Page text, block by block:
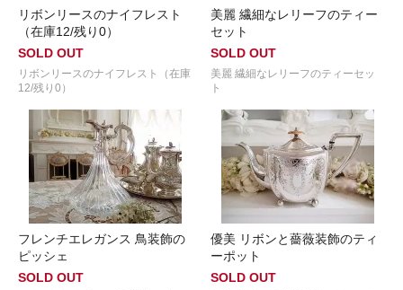
リボンリースのナイフレスト
（在庫12/残り0）
SOLD OUT
リボンリースのナイフレスト（在庫
12/残り0）
美麗 繊細なレリーフのティー
セット
SOLD OUT
美麗 繊細なレリーフのティーセッ
ト
フレンチエレガンス 鳥装飾の
ピッシェ
SOLD OUT
優美 リボンと薔薇装飾のティ
ーポット
SOLD OUT